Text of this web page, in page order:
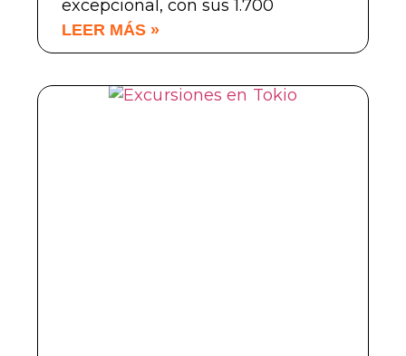
excepcional, con sus 1.700
LEER MÁS »